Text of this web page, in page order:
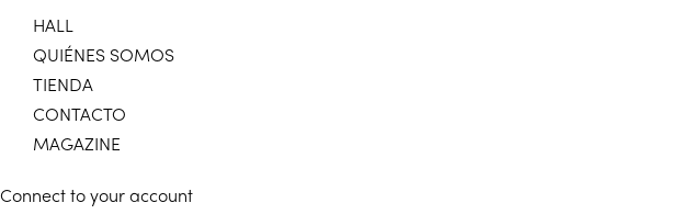
HALL
QUIÉNES SOMOS
TIENDA
CONTACTO
MAGAZINE
Connect to your account